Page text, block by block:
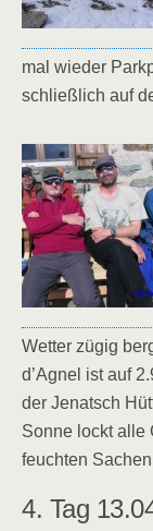
mal wieder
schließlich auf
Wetter zügig
d’Agnel ist auf
der Jenatsch
Sonne lockt alle
feuchten
4. Tag